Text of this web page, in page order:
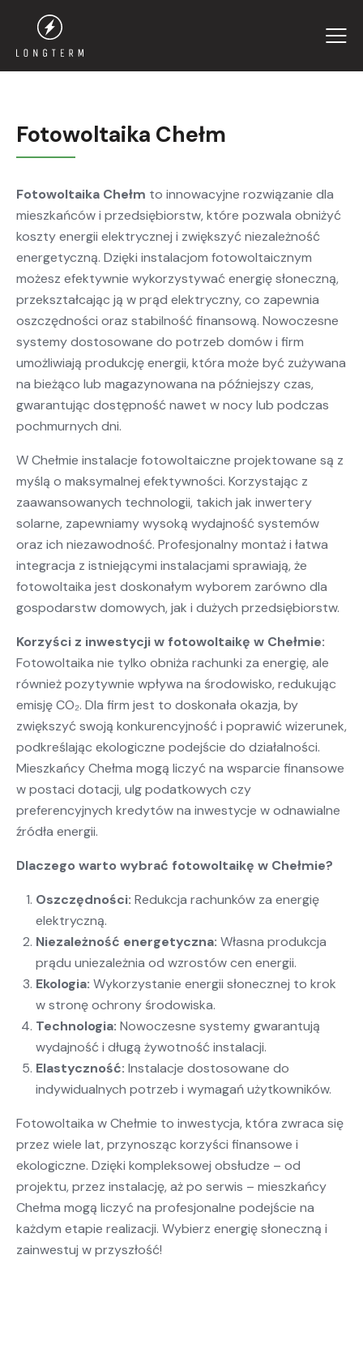
Fotowoltaika Chełm
Fotowoltaika Chełm to innowacyjne rozwiązanie dla
mieszkańców i przedsiębiorstw, które pozwala obniżyć
koszty energii elektrycznej i zwiększyć niezależność
energetyczną. Dzięki instalacjom fotowoltaicznym
możesz efektywnie wykorzystywać energię słoneczną,
przekształcając ją w prąd elektryczny, co zapewnia
oszczędności oraz stabilność finansową. Nowoczesne
systemy dostosowane do potrzeb domów i firm
umożliwiają produkcję energii, która może być zużywana
na bieżąco lub magazynowana na późniejszy czas,
gwarantując dostępność nawet w nocy lub podczas
pochmurnych dni.
W Chełmie instalacje fotowoltaiczne projektowane są z
myślą o maksymalnej efektywności. Korzystając z
zaawansowanych technologii, takich jak inwertery
solarne, zapewniamy wysoką wydajność systemów
oraz ich niezawodność. Profesjonalny montaż i łatwa
integracja z istniejącymi instalacjami sprawiają, że
fotowoltaika jest doskonałym wyborem zarówno dla
gospodarstw domowych, jak i dużych przedsiębiorstw.
Korzyści z inwestycji w fotowoltaikę w Chełmie:
Fotowoltaika nie tylko obniża rachunki za energię, ale
również pozytywnie wpływa na środowisko, redukując
emisję CO₂. Dla firm jest to doskonała okazja, by
zwiększyć swoją konkurencyjność i poprawić wizerunek,
podkreślając ekologiczne podejście do działalności.
Mieszkańcy Chełma mogą liczyć na wsparcie finansowe
w postaci dotacji, ulg podatkowych czy
preferencyjnych kredytów na inwestycje w odnawialne
źródła energii.
Dlaczego warto wybrać fotowoltaikę w Chełmie?
Oszczędności: Redukcja rachunków za energię
elektryczną.
Niezależność energetyczna: Własna produkcja
prądu uniezależnia od wzrostów cen energii.
Ekologia: Wykorzystanie energii słonecznej to krok
w stronę ochrony środowiska.
Technologia: Nowoczesne systemy gwarantują
wydajność i długą żywotność instalacji.
Elastyczność: Instalacje dostosowane do
indywidualnych potrzeb i wymagań użytkowników.
Fotowoltaika w Chełmie to inwestycja, która zwraca się
przez wiele lat, przynosząc korzyści finansowe i
ekologiczne. Dzięki kompleksowej obsłudze – od
projektu, przez instalację, aż po serwis – mieszkańcy
Chełma mogą liczyć na profesjonalne podejście na
każdym etapie realizacji. Wybierz energię słoneczną i
zainwestuj w przyszłość!